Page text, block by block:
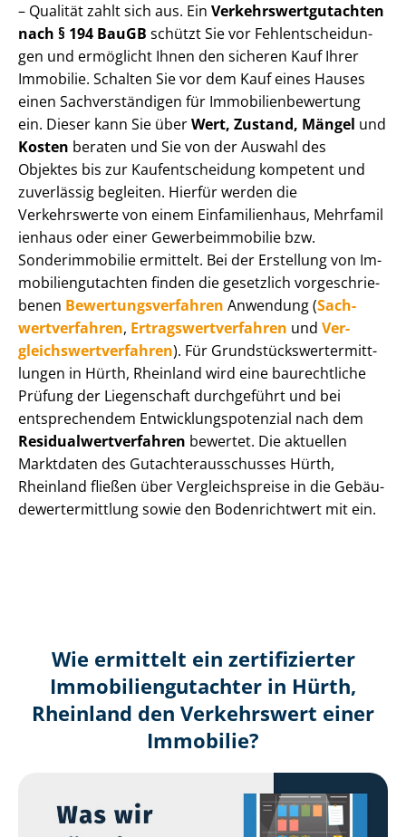
– Qualität zahlt sich aus. Ein Ver­kehrs­wert­gut­ach­ten
nach § 194 BauGB schützt Sie vor Fehl­ent­schei­dun­
gen und ermöglicht Ihnen den sicheren Kauf Ihrer
Immobilie. Schalten Sie vor dem Kauf eines Hauses
einen Sach­ver­stän­di­gen für Im­mo­bi­li­en­be­wer­tung
ein. Dieser kann Sie überWert, Zustand, Mängel und
Kosten beraten und Sie von der Auswahl des
Objektes bis zur Kauf­ent­schei­dung kompetent und
zuverlässig begleiten. Hierfür werden die
Verkehrswerte von einem Einfamilienhaus, Mehr­fa­mi­l
i­en­haus oder einer Ge­wer­be­im­mo­bi­lie bzw.
Sonderimmobilie ermittelt. Bei der Erstellung von Im­
mo­bi­li­en­gut­ach­ten finden die gesetzlich vor­ge­schrie­
be­nen Be­wer­tungs­ver­fah­ren Anwendung (Sach­
wert­ver­fah­ren, Er­trags­wert­ver­fah­ren und Ver­
gleichs­wert­ver­fah­ren). Für Grund­stücks­wert­ermitt­
lun­gen in Hürth, Rheinland wird eine baurechtliche
Prüfung der Liegenschaft durchgeführt und bei
entsprechendem Ent­wick­lungs­po­ten­zi­al nach dem
Re­si­du­al­wert­ver­fah­ren bewertet. Die aktuellen
Marktdaten des Gut­ach­ter­aus­schus­ses Hürth,
Rheinland fließen über Ver­gleichs­prei­se in die Ge­bäu­
de­wert­ermitt­lung sowie den Bodenrichtwert mit ein.
Wie ermittelt ein zertifizierter
Immobilien­gutachter in Hürth,
Rheinland den Verkehrswert einer
Immobilie?